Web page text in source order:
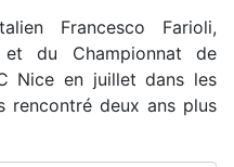
Francesco Farioli,
du Championnat de
Nice en juillet dans les
rencontré deux ans plus